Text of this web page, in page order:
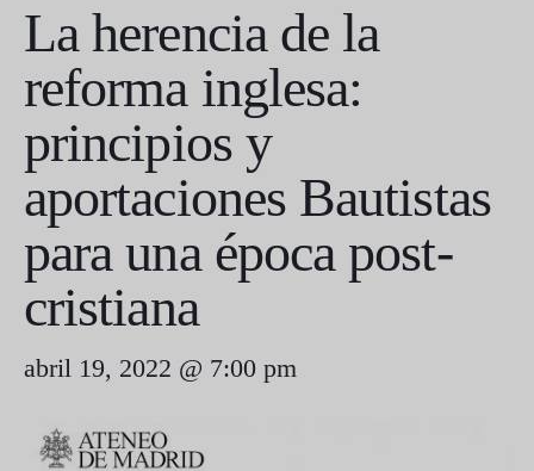
La herencia de la
reforma inglesa:
principios y
aportaciones Bautistas
para una época post-
cristiana
abril 19, 2022 @ 7:00 pm